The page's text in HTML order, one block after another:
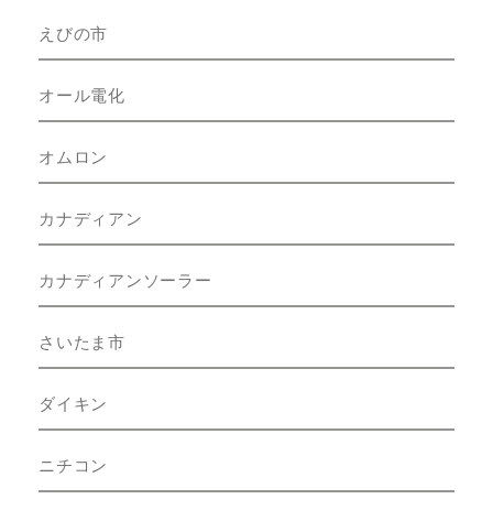
えびの市
オール電化
オムロン
カナディアン
カナディアンソーラー
さいたま市
ダイキン
ニチコン